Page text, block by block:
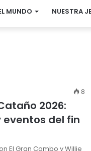
MUNDO NUESTRA
8
2026:
del fin
El Gran Combo y Willie